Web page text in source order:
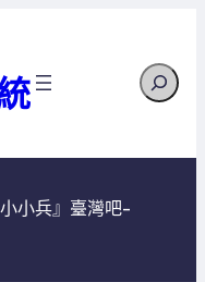
Search
小兵』臺灣吧-